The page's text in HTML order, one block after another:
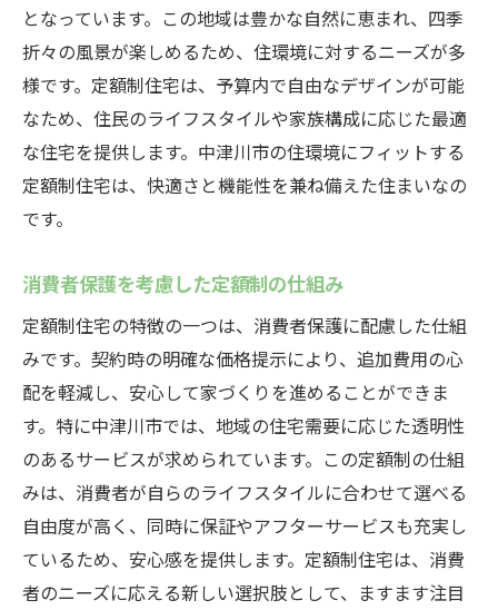
となっています。この地域は豊かな自然に恵まれ、四季
折々の風景が楽しめるため、住環境に対するニーズが多
様です。定額制住宅は、予算内で自由なデザインが可能
なため、住民のライフスタイルや家族構成に応じた最適
な住宅を提供します。中津川市の住環境にフィットする
定額制住宅は、快適さと機能性を兼ね備えた住まいなの
です。
消費者保護を考慮した定額制の仕組み
定額制住宅の特徴の一つは、消費者保護に配慮した仕組
みです。契約時の明確な価格提示により、追加費用の心
配を軽減し、安心して家づくりを進めることができま
す。特に中津川市では、地域の住宅需要に応じた透明性
のあるサービスが求められています。この定額制の仕組
みは、消費者が自らのライフスタイルに合わせて選べる
自由度が高く、同時に保証やアフターサービスも充実し
ているため、安心感を提供します。定額制住宅は、消費
者のニーズに応える新しい選択肢として、ますます注目